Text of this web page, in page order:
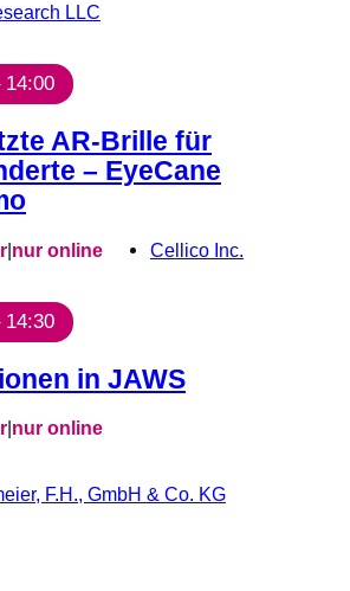
LLC
14:00
AR-Brille für
– EyeCane
|nur online Cellico Inc.
14:30
in JAWS
|nur online
F.H., GmbH & Co. KG